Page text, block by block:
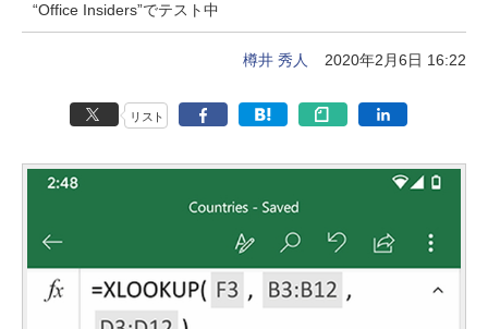
“Office Insiders”でテスト中
樽井 秀人 2020年2月6日 16:22
リスト